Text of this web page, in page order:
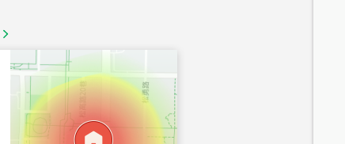
1,020萬
總價